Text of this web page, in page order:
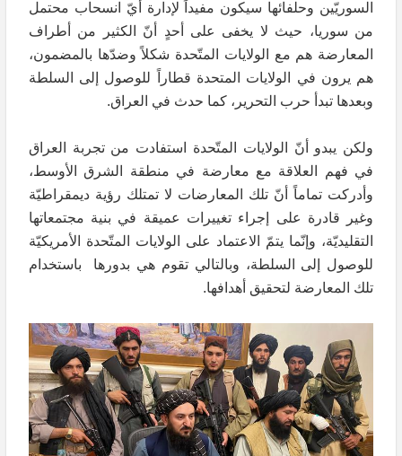
السوريّين وحلفائها سيكون مفيداً لإدارة أيّ انسحاب محتمل
من سوريا، حيث لا يخفى على أحدٍ أنّ الكثير من أطراف
المعارضة هم مع الولايات المتّحدة شكلاً وضدّها بالمضمون،
هم يرون في الولايات المتحدة قطاراً للوصول إلى السلطة
وبعدها تبدأ حرب التحرير، كما حدث في العراق.
ولكن يبدو أنّ الولايات المتّحدة استفادت من تجربة العراق
في فهم العلاقة مع معارضة في منطقة الشرق الأوسط،
وأدركت تماماً أنّ تلك المعارضات لا تمتلك رؤية ديمقراطيّة
وغير قادرة على إجراء تغييرات عميقة في بنية مجتمعاتها
التقليديّة، وإنّما يتمّ الاعتماد على الولايات المتّحدة الأمريكيّة
للوصول إلى السلطة، وبالتالي تقوم هي بدورها باستخدام
تلك المعارضة لتحقيق أهدافها.